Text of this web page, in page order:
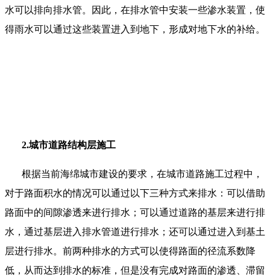
水可以排向排水管。因此，在排水管中安装一些渗水装置，使
得雨水可以通过这些装置进入到地下，形成对地下水的补给。
2.城市道路结构层施工
根据当前海绵城市建设的要求，在城市道路施工过程中，
对于路面积水的情况可以通过以下三种方式来排水：可以借助
路面中的间隙渗透来进行排水；可以通过道路的基层来进行排
水，通过基层进入排水管道进行排水；还可以通过进入到基土
层进行排水。前两种排水的方式可以使得路面的径流系数降
低，从而达到排水的标准，但是没有完成对路面的渗透、滞留